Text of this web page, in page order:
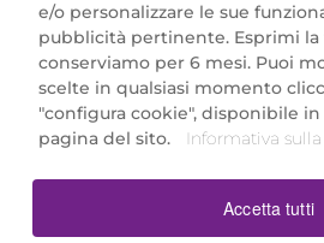
Marionnaud Parfumeries Italia
Largo Fiera Milano 5, 20017 Rho
REA Milano 1650024 con P.IVA
SCARICA LA NOSTRA APP
e/o personalizzare le sue
pubblicità pertinente. Esprimi la
conserviamo per 6 mesi. Puoi
scelte in qualsiasi momento
"configura cookie", disponibile
pagina del sito.
Informativa
Accetta tutti